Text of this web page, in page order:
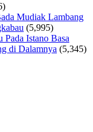
Mudiak Lambang
(5,995)
Istano Basa
di Dalamnya (5,345)